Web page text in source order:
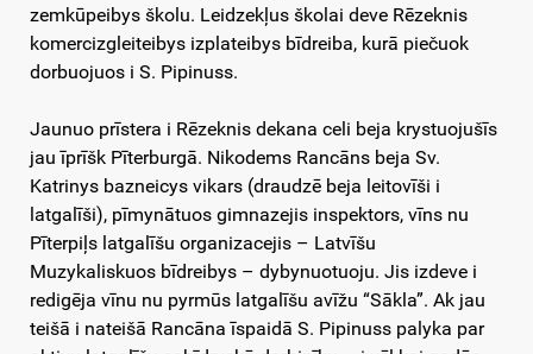
zemkūpeibys školu. Leidzekļus školai deve Rēzeknis
komercizgleiteibys izplateibys bīdreiba, kurā piečuok
dorbuojuos i S. Pipinuss.
Jaunuo prīstera i Rēzeknis dekana celi beja krystuojušīs
jau īprīšk Pīterburgā. Nikodems Rancāns beja Sv.
Katrinys bazneicys vikars (draudzē beja leitovīši i
latgalīši), pīmynātuos gimnazejis inspektors, vīns nu
Pīterpiļs latgalīšu organizacejis – Latvīšu
Muzykaliskuos bīdreibys – dybynuotuoju. Jis izdeve i
redigēja vīnu nu pyrmūs latgalīšu avīžu “Sākla”. Ak jau
teišā i nateišā Rancāna īspaidā S. Pipinuss palyka par